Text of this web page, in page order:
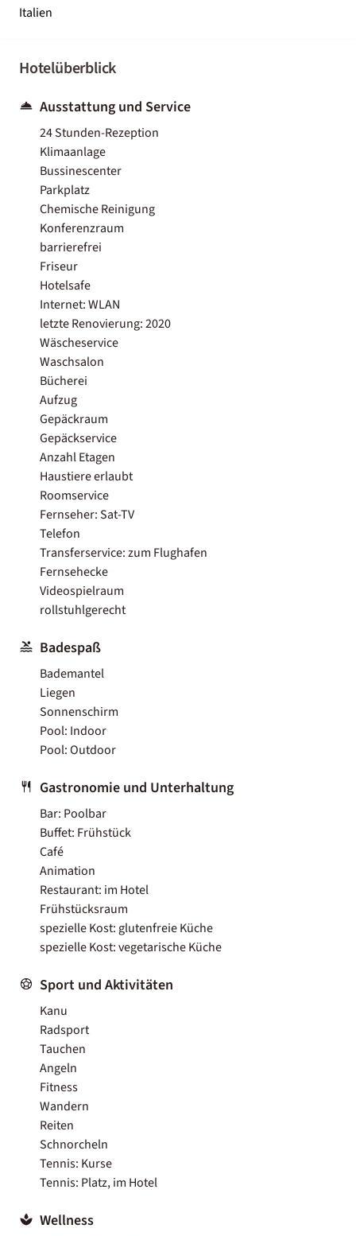
Italien
Hotelüberblick
Ausstattung und Service
24 Stunden-Rezeption
Klimaanlage
Bussinescenter
Parkplatz
Chemische Reinigung
Konferenzraum
barrierefrei
Friseur
Hotelsafe
Internet: WLAN
letzte Renovierung: 2020
Wäscheservice
Waschsalon
Bücherei
Aufzug
Gepäckraum
Gepäckservice
Anzahl Etagen
Haustiere erlaubt
Roomservice
Fernseher: Sat-TV
Telefon
Transferservice: zum Flughafen
Fernsehecke
Videospielraum
rollstuhlgerecht
Badespaß
Bademantel
Liegen
Sonnenschirm
Pool: Indoor
Pool: Outdoor
Gastronomie und Unterhaltung
Bar: Poolbar
Buffet: Frühstück
Café
Animation
Restaurant: im Hotel
Frühstücksraum
spezielle Kost: glutenfreie Küche
spezielle Kost: vegetarische Küche
Sport und Aktivitäten
Kanu
Radsport
Tauchen
Angeln
Fitness
Wandern
Reiten
Schnorcheln
Tennis: Kurse
Tennis: Platz, im Hotel
Wellness